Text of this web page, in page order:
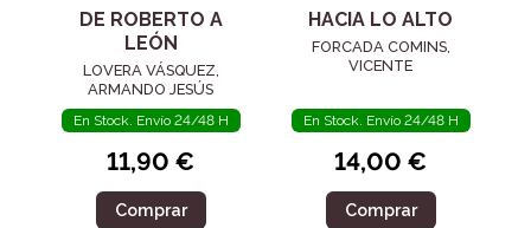
DE ROBERTO A
LEÓN
LOVERA VÁSQUEZ,
ARMANDO JESÚS
En Stock. Envío 24/48 H
11,90 €
Comprar
HACIA LO ALTO
FORCADA COMINS,
VICENTE
En Stock. Envío 24/48 H
14,00 €
Comprar